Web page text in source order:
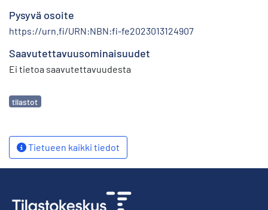
Pysyvä osoite
https://urn.fi/URN:NBN:fi-fe2023013124907
Saavutettavuusominaisuudet
Ei tietoa saavutettavuudesta
Avainsanat
tilastot
Tietueen kaikki tiedot